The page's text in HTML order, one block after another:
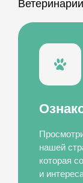
нашей
которая
и